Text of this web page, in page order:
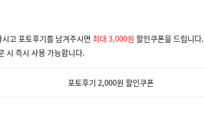
고 포토후기를 남겨주시면 최대 3,000원 할인쿠폰을 드립니다.
시 즉시 사용 가능합니다.
포토후기 2,000원 할인쿠폰